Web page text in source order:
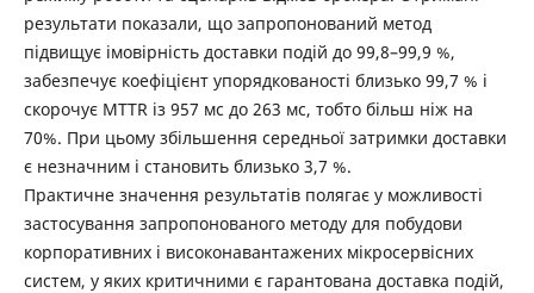
результати показали, що запропонований метод
підвищує імовірність доставки подій до 99,8–99,9 %,
забезпечує коефіцієнт упорядкованості близько 99,7 % і
скорочує MTTR із 957 мс до 263 мс, тобто більш ніж на
70%. При цьому збільшення середньої затримки доставки
є незначним і становить близько 3,7 %.
Практичне значення результатів полягає у можливості
застосування запропонованого методу для побудови
корпоративних і високонавантажених мікросервісних
систем, у яких критичними є гарантована доставка подій,